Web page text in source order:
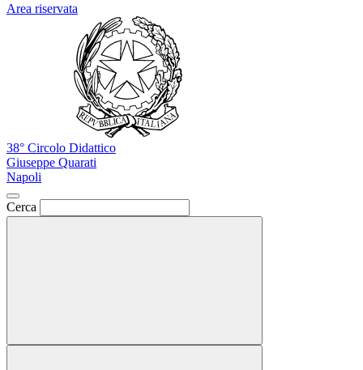
Area riservata
38° Circolo Didattico
Giuseppe Quarati
Napoli
Cerca